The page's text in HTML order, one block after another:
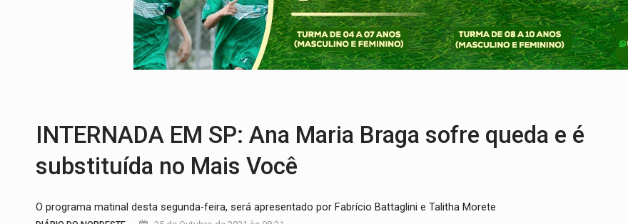
PREVISÃO:Interior de Rondônia terá sábado (8) de calor intenso e tempo firme
INFRAESTRUTURA:Após quase 30 anos de espera, asfalto chega ao bairro Nova Esperança
A ILHA:Coreografia de Rondônia estreia na programação do Festival de Dança de Joinville
INTERNADA EM SP: Ana Maria Braga sofre queda e é
substituída no Mais Você
O programa matinal desta segunda-feira, será apresentado por Fabrício Battaglini e Talitha Morete